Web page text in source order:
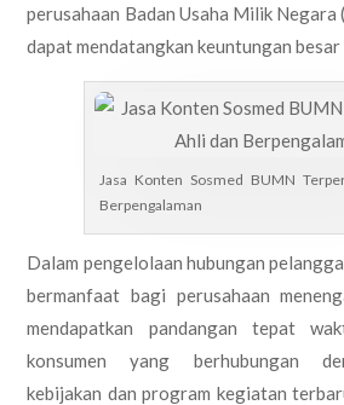
perusahaan Badan Usaha Milik
dapat mendatangkan keuntungan
Jasa Konten Sosmed BUMN
Berpengalaman
Dalam pengelolaan hubungan
bermanfaat bagi perusahaan
mendapatkan pandangan tepat
konsumen yang berhubungan
kebijakan dan program kegiatan